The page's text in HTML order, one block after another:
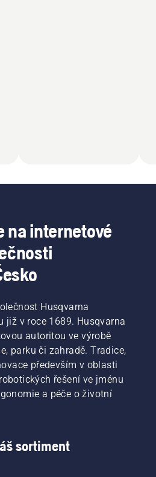
na internetové
Husqvarna
již v roce 1689. Husqvarna
autoritou ve výrobě
parku či zahradě. Tradice,
především v oblasti
řešení ve jménu
a péče o životní
sortiment